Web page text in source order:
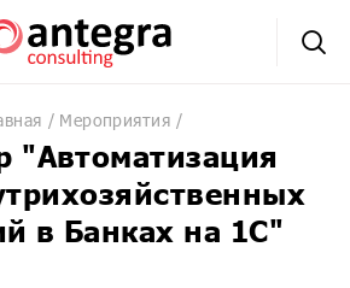
02
Мероприятия
"Автоматизация
в Банках на 1С"